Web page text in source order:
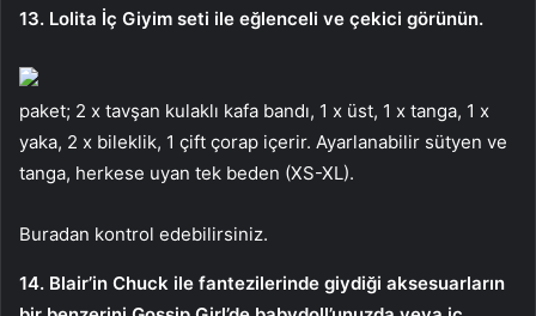
13. Lolita İç Giyim seti ile eğlenceli ve çekici görünün.
paket; 2 x tavşan kulaklı kafa bandı, 1 x üst, 1 x tanga, 1 x
yaka, 2 x bileklik, 1 çift çorap içerir. Ayarlanabilir sütyen ve
tanga, herkese uyan tek beden (XS-XL).
Buradan kontrol edebilirsiniz.
14. Blair’in Chuck ile fantezilerinde giydiği aksesuarların